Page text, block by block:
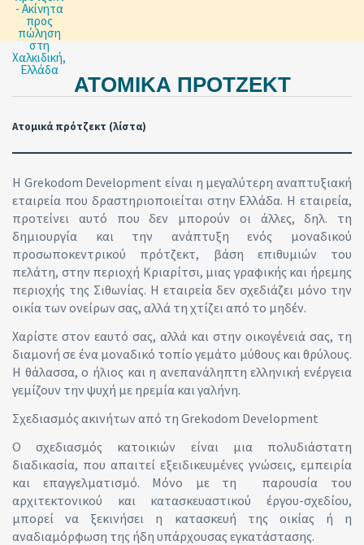
ΑΤΟΜΙΚΆ ΠΡΌΤΖΕΚΤ
Ατομικά πρότζεκτ (λίστα)
Η Grekodom Development είναι η μεγαλύτερη αναπτυξιακή
εταιρεία που δραστηριοποιείται στην Ελλάδα. Η εταιρεία,
προτείνει αυτό που δεν μπορούν οι άλλες, δηλ. τη
δημιουργία και την ανάπτυξη ενός μοναδικού
προσωποκεντρικού πρότζεκτ, βάση επιθυμιών του
πελάτη, στην περιοχή Κριαρίτσι, μιας γραφικής και ήρεμης
περιοχής της Σιθωνίας. Η εταιρεία δεν σχεδιάζει μόνο την
οικία των ονείρων σας, αλλά τη χτίζει από το μηδέν.
Χαρίστε στον εαυτό σας, αλλά και στην οικογένειά σας, τη
διαμονή σε ένα μοναδικό τοπίο γεμάτο μύθους και θρύλους.
Η θάλασσα, ο ήλιος και η ανεπανάληπτη ελληνική ενέργεια
γεμίζουν την ψυχή με ηρεμία και γαλήνη.
Σχεδιασμός ακινήτων από τη Grekodom Development
Ο σχεδιασμός κατοικιών είναι μια πολυδιάστατη
διαδικασία, που απαιτεί εξειδικευμένες γνώσεις, εμπειρία
και επαγγελματισμό. Μόνο με τη παρουσία του
αρχιτεκτονικού και κατασκευαστικού έργου-σχεδίου,
μπορεί να ξεκινήσει η κατασκευή της οικίας ή η
αναδιαμόρφωση της ήδη υπάρχουσας εγκατάστασης.